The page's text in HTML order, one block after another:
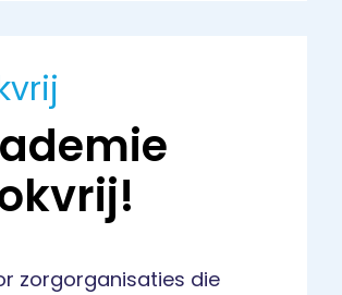
zorgorganisaties die